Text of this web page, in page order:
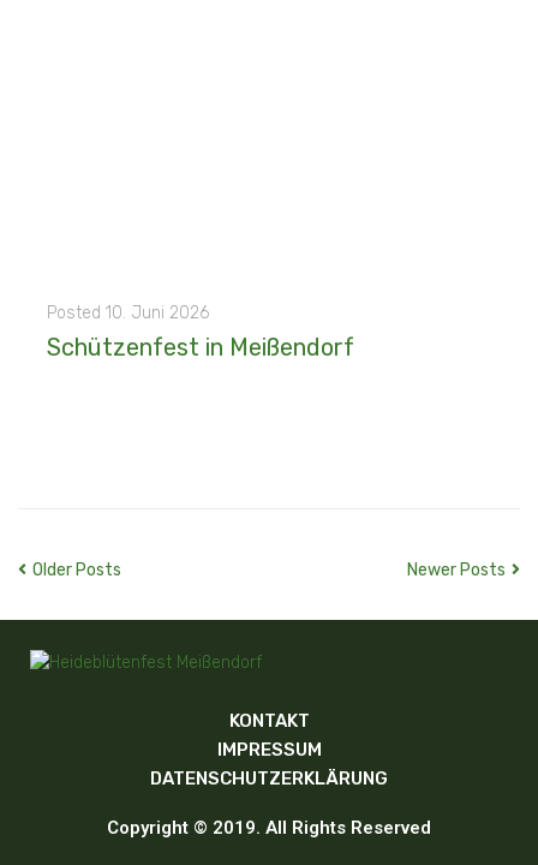
Posted 10. Juni 2026
Schützenfest in Meißendorf
Older Posts Newer Posts
KONTAKT
IMPRESSUM
DATENSCHUTZERKLÄRUNG
Copyright © 2019. All Rights Reserved